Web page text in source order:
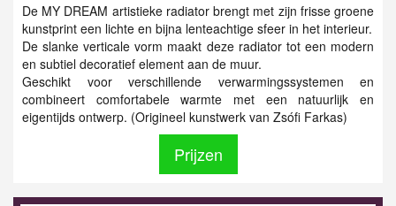
De MY DREAM artistieke radiator brengt met zijn frisse groene
kunstprint een lichte en bijna lenteachtige sfeer in het interieur.
De slanke verticale vorm maakt deze radiator tot een modern
en subtiel decoratief element aan de muur.
Geschikt voor verschillende verwarmingssystemen en
combineert comfortabele warmte met een natuurlijk en
eigentijds ontwerp. (Origineel kunstwerk van Zsófi Farkas)
Prijzen